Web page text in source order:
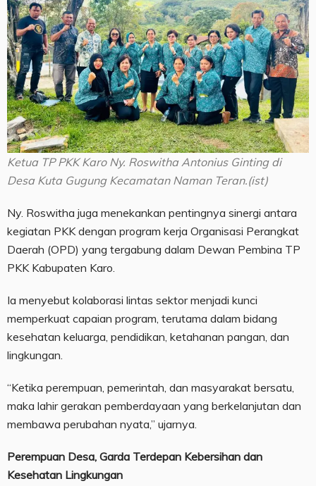
Ketua TP PKK Karo Ny. Roswitha Antonius Ginting di
Desa Kuta Gugung Kecamatan Naman Teran.(ist)
Ny. Roswitha juga menekankan pentingnya sinergi antara
kegiatan PKK dengan program kerja Organisasi Perangkat
Daerah (OPD) yang tergabung dalam Dewan Pembina TP
PKK Kabupaten Karo.
Ia menyebut kolaborasi lintas sektor menjadi kunci
memperkuat capaian program, terutama dalam bidang
kesehatan keluarga, pendidikan, ketahanan pangan, dan
lingkungan.
“Ketika perempuan, pemerintah, dan masyarakat bersatu,
maka lahir gerakan pemberdayaan yang berkelanjutan dan
membawa perubahan nyata,” ujarnya.
Perempuan Desa, Garda Terdepan Kebersihan dan
Kesehatan Lingkungan